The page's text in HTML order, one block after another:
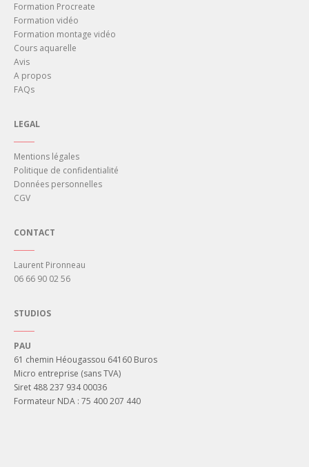
Formation Procreate
Formation vidéo
Formation montage vidéo
Cours aquarelle
Avis
A propos
FAQs
LEGAL
Mentions légales
Politique de confidentialité
Données personnelles
CGV
CONTACT
Laurent Pironneau
06 66 90 02 56
STUDIOS
PAU
61 chemin Héougassou 64160 Buros
Micro entreprise (sans TVA)
Siret 488 237 934 00036
Formateur NDA : 75 400 207 440